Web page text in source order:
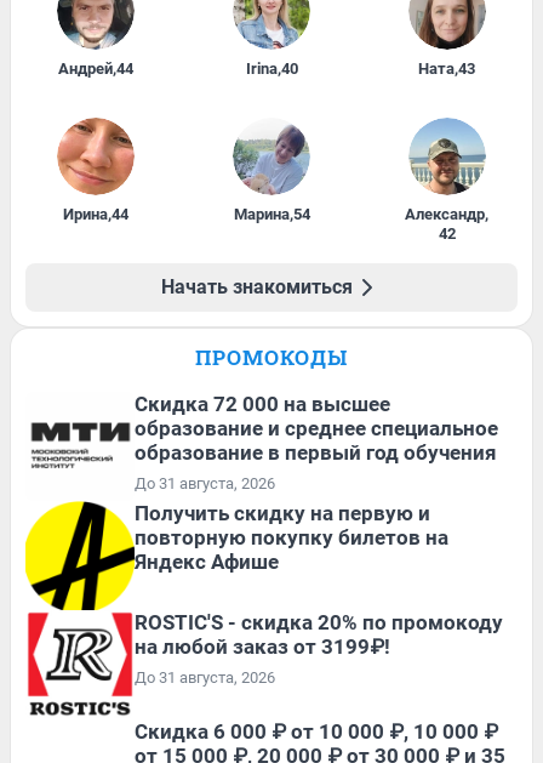
Андрей,44 Irina,40 Ната,43
Ирина,44 Марина,54 Александр,
42
Начать знакомиться
ПРОМОКОДЫ
Скидка 72 000 на высшее
образование и среднее специальное
образование в первый год обучения
До 31 августа, 2026
Получить скидку на первую и
повторную покупку билетов на
Яндекс Афише
ROSTIC'S - скидка 20% по промокоду
на любой заказ от 3199₽!
До 31 августа, 2026
Скидка 6 000 ₽ от 10 000 ₽, 10 000 ₽
от 15 000 ₽, 20 000 ₽ от 30 000 ₽ и 35